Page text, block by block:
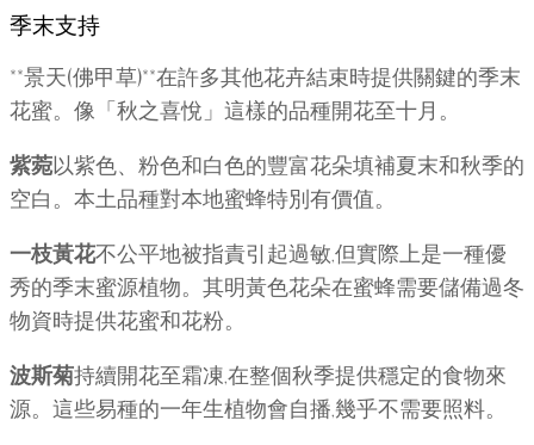
季末支持
**景天(佛甲草)**在許多其他花卉結束時提供關鍵的季末
花蜜。像「秋之喜悅」這樣的品種開花至十月。
紫菀以紫色、粉色和白色的豐富花朵填補夏末和秋季的
空白。本土品種對本地蜜蜂特別有價值。
一枝黃花不公平地被指責引起過敏,但實際上是一種優
秀的季末蜜源植物。其明黃色花朵在蜜蜂需要儲備過冬
物資時提供花蜜和花粉。
波斯菊持續開花至霜凍,在整個秋季提供穩定的食物來
源。這些易種的一年生植物會自播,幾乎不需要照料。